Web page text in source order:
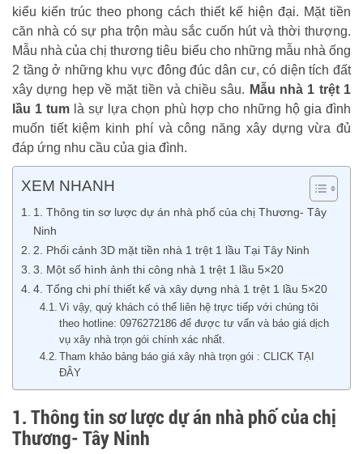
kiểu kiến trúc theo phong cách thiết kế hiện đại. Mặt tiền
căn nhà có sự pha trộn màu sắc cuốn hút và thời thượng.
Mẫu nhà của chị thương tiêu biểu cho những mẫu nhà ống
2 tầng ở những khu vực đông đúc dân cư, có diện tích đất
xây dựng hẹp về mặt tiền và chiều sâu. Mẫu nhà 1 trệt 1
lầu 1 tum là sự lựa chọn phù hợp cho những hộ gia đình
muốn tiết kiệm kinh phí và công năng xây dựng vừa đủ
đáp ứng nhu cầu của gia đình.
XEM NHANH
1. Thông tin sơ lược dự án nhà phố của chị Thương- Tây
Ninh
2. Phối cảnh 3D mặt tiền nhà 1 trệt 1 lầu Tại Tây Ninh
3. Một số hình ảnh thi công nhà 1 trệt 1 lầu 5×20
4. Tổng chi phí thiết kế và xây dựng nhà 1 trệt 1 lầu 5×20
Vì vậy, quý khách có thể liên hệ trực tiếp với chúng tôi
theo hotline: 0976272186 để được tư vấn và báo giá dịch
vụ xây nhà trọn gói chính xác nhất.
Tham khảo bảng báo giá xây nhà trọn gói : CLICK TẠI
ĐÂY
1. Thông tin sơ lược dự án nhà phố của chị
Thương- Tây Ninh